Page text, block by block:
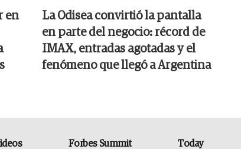
en
La Odisea convirtió la pantalla
en parte del negocio: récord de
IMAX, entradas agotadas y el
fenómeno que llegó a Argentina
Forbes Summit Today